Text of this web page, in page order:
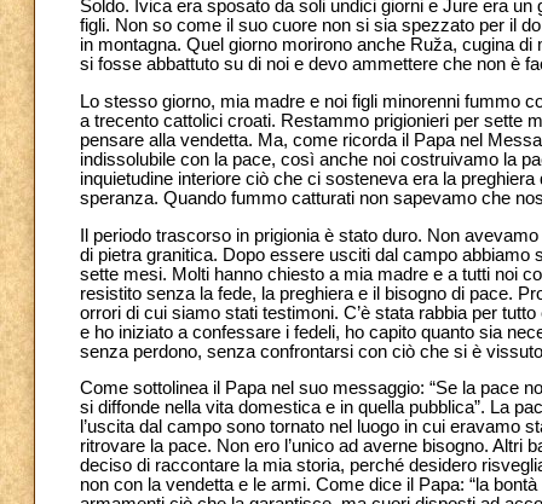
Soldo. Ivica era sposato da soli undici giorni e Jure era
figli. Non so come il suo cuore non si sia spezzato per il
in montagna. Quel giorno morirono anche Ruža, cugina
si fosse abbattuto su di noi e devo ammettere che non è
Lo stesso giorno, mia madre e noi figli minorenni fummo
a trecento cattolici croati. Restammo prigionieri per sette
pensare alla vendetta. Ma, come ricorda il Papa nel
indissolubile con la pace, così anche noi costruivamo la
inquietudine interiore ciò che ci sosteneva era la
speranza. Quando fummo catturati non sapevamo che
Il periodo trascorso in prigionia è stato duro. Non
di pietra granitica. Dopo essere usciti dal campo
sette mesi. Molti hanno chiesto a mia madre e a tutti noi
resistito senza la fede, la preghiera e il bisogno di pace.
orrori di cui siamo stati testimoni. C’è stata rabbia per
e ho iniziato a confessare i fedeli, ho capito quanto sia
senza perdono, senza confrontarsi con ciò che si è
Come sottolinea il Papa nel suo messaggio: “Se la pace
si diffonde nella vita domestica e in quella pubblica”. La
l’uscita dal campo sono tornato nel luogo in cui eravamo
ritrovare la pace. Non ero l’unico ad averne bisogno. Altri
deciso di raccontare la mia storia, perché desidero
non con la vendetta e le armi. Come dice il Papa: “la